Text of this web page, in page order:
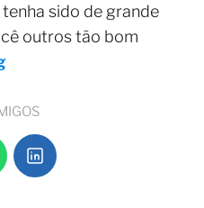
tenha sido de grande
outros tão bom